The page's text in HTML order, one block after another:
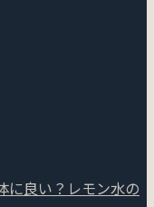
に良い？レモン水の